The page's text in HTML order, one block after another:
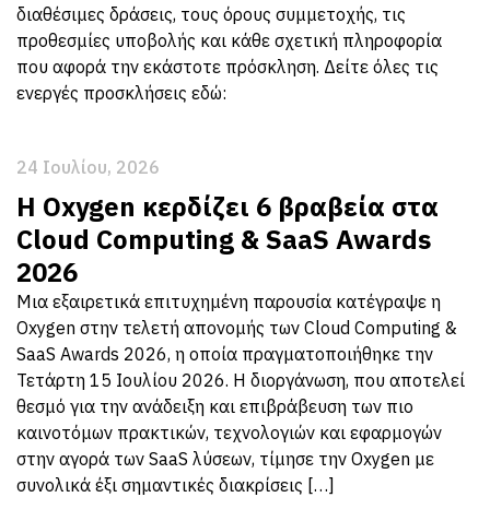
διαθέσιμες δράσεις, τους όρους συμμετοχής, τις
προθεσμίες υποβολής και κάθε σχετική πληροφορία
που αφορά την εκάστοτε πρόσκληση. Δείτε όλες τις
ενεργές προσκλήσεις εδώ:
24 Ιουλίου, 2026
Η Oxygen κερδίζει 6 βραβεία στα
Cloud Computing & SaaS Awards
2026
Μια εξαιρετικά επιτυχημένη παρουσία κατέγραψε η
Oxygen στην τελετή απονομής των Cloud Computing &
SaaS Awards 2026, η οποία πραγματοποιήθηκε την
Τετάρτη 15 Ιουλίου 2026. Η διοργάνωση, που αποτελεί
θεσμό για την ανάδειξη και επιβράβευση των πιο
καινοτόμων πρακτικών, τεχνολογιών και εφαρμογών
στην αγορά των SaaS λύσεων, τίμησε την Oxygen με
συνολικά έξι σημαντικές διακρίσεις […]